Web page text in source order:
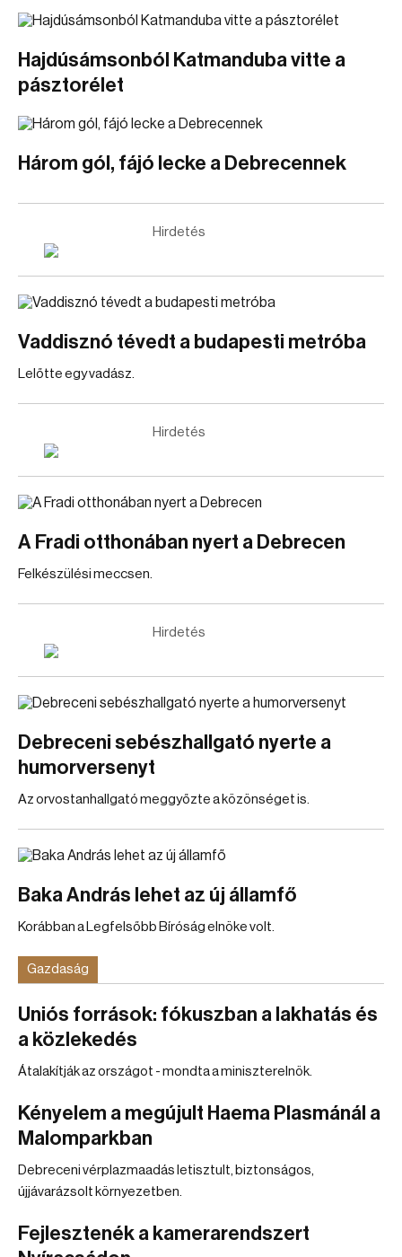
Hajdúsámsonból Katmanduba vitte a
pásztorélet
Három gól, fájó lecke a Debrecennek
Hirdetés
Vaddisznó tévedt a budapesti metróba
Lelőtte egy vadász.
Hirdetés
A Fradi otthonában nyert a Debrecen
Felkészülési meccsen.
Hirdetés
Debreceni sebészhallgató nyerte a
humorversenyt
Az orvostanhallgató meggyőzte a közönséget is.
Baka András lehet az új államfő
Korábban a Legfelsőbb Bíróság elnöke volt.
Gazdaság
Uniós források: fókuszban a lakhatás és
a közlekedés
Átalakítják az országot - mondta a miniszterelnök.
Kényelem a megújult Haema Plasmánál a
Malomparkban
Debreceni vérplazmaadás letisztult, biztonságos,
újjávarázsolt környezetben.
Fejlesztenék a kamerarendszert